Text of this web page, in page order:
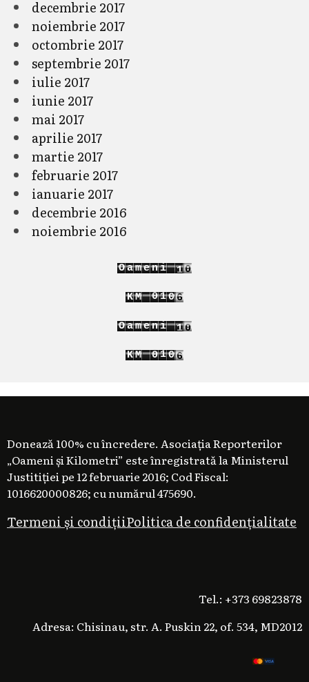
decembrie 2017
noiembrie 2017
octombrie 2017
septembrie 2017
iulie 2017
iunie 2017
mai 2017
aprilie 2017
martie 2017
februarie 2017
ianuarie 2017
decembrie 2016
noiembrie 2016
Oameni
11
KM
0116
7
Oameni
11
KM
0116
7
Donează 100% cu încredere. Asociația Reporterilor
„Oameni și Kilometri” este înregistrată la Ministerul
Justitiției pe 12 februarie 2016; Cod Fiscal:
1016620000826; cu numărul 475690.
Termeni și condițiiPolitica de confidențialitate
Tel.: +373 69823878
Adresa: Chisinau, str. A. Puskin 22, of. 534, MD2012